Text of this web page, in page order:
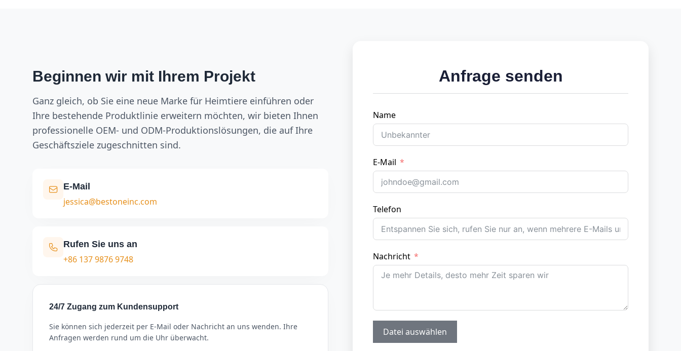
Beginnen wir mit Ihrem Projekt
Ganz gleich, ob Sie eine neue Marke für Heimtiere einführen oder
Ihre bestehende Produktlinie erweitern möchten, wir bieten Ihnen
professionelle OEM- und ODM-Produktionslösungen, die auf Ihre
Geschäftsziele zugeschnitten sind.
E-Mail
jessica@bestoneinc.com
Rufen Sie uns an
+86 137 9876 9748
24/7 Zugang zum Kundensupport
Sie können sich jederzeit per E-Mail oder Nachricht an uns wenden. Ihre
Anfragen werden rund um die Uhr überwacht.
Anfrage senden
Name
E-Mail
Telefon
Nachricht
Datei auswählen